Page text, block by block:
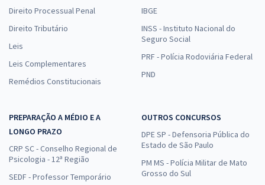
Direito Processual Penal
Direito Tributário
Leis
Leis Complementares
Remédios Constitucionais
IBGE
INSS - Instituto Nacional do
Seguro Social
PRF - Polícia Rodoviária Federal
PND
PREPARAÇÃO A MÉDIO E A
LONGO PRAZO
CRP SC - Conselho Regional de
Psicologia - 12ª Região
SEDF - Professor Temporário
OUTROS CONCURSOS
DPE SP - Defensoria Pública do
Estado de São Paulo
PM MS - Polícia Militar de Mato
Grosso do Sul